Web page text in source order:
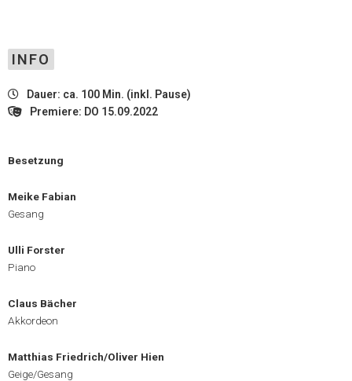
INFO
Dauer: ca. 100 Min. (inkl. Pause)
Premiere: DO 15.09.2022
Besetzung
Meike Fabian
Gesang
Ulli Forster
Piano
Claus Bächer
Akkordeon
Matthias Friedrich/Oliver Hien
Geige/Gesang